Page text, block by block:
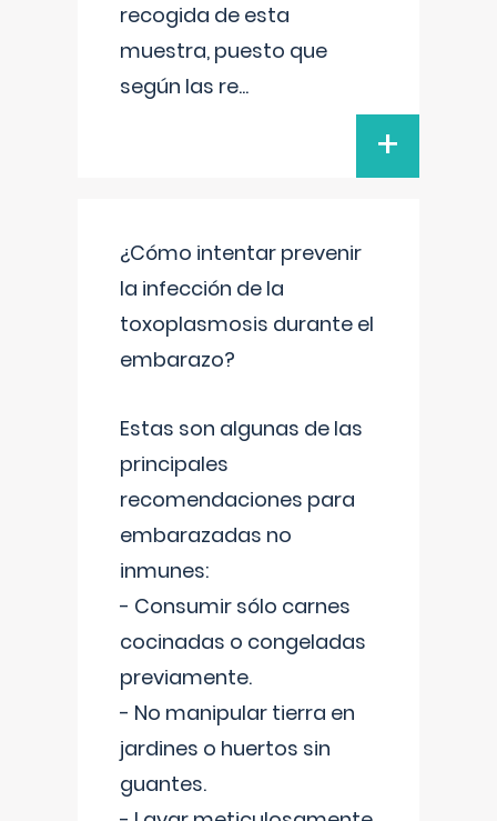
recogida de esta
muestra, puesto que
según las re...
+
¿Cómo intentar prevenir
la infección de la
toxoplasmosis durante el
embarazo?
Estas son algunas de las
principales
recomendaciones para
embarazadas no
inmunes:
- Consumir sólo carnes
cocinadas o congeladas
previamente.
- No manipular tierra en
jardines o huertos sin
guantes.